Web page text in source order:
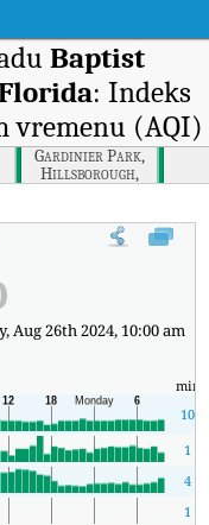
Baptist
: Indeks
vremenu (AQI)
Gardinier Park,
Hillsborough,
Florida
Florida:Baptist
Aug 26th 2024, 10:00 am
min
10
1
4
1